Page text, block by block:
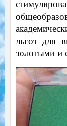
льгот для
золотыми и